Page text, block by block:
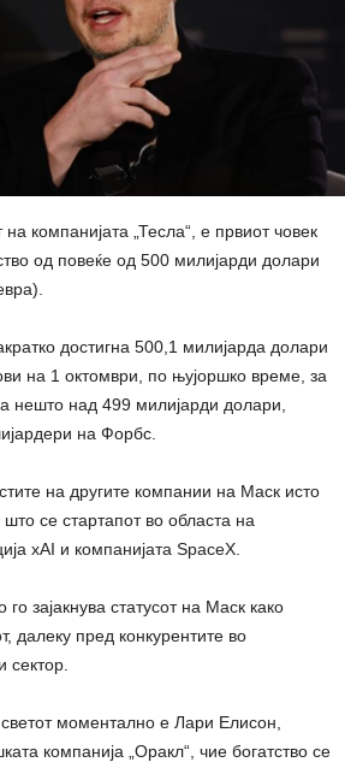
компанијата „Тесла“, е првиот човек
од повеќе од 500 милијарди долари
достигна 500,1 милијарда долари
на 1 октомври, по њујоршко време, за
нешто над 499 милијарди долари,
на Форбс.
на другите компании на Маск исто
што се стартапот во областа на
xAI и компанијата SpaceX.
зајакнува статусот на Маск како
далеку пред конкурентите во
сектор.
светот моментално е Лари Елисон,
компанија „Оракл“, чие богатство се